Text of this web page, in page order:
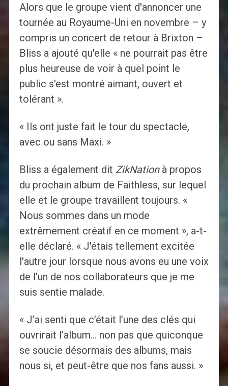
Alors que le groupe vient d'annoncer une
tournée au Royaume-Uni en novembre – y
compris un concert de retour à Brixton –
Bliss a ajouté qu'elle « ne pourrait pas être
plus heureuse de voir à quel point le
public s'est montré aimant, ouvert et
tolérant ».
« Ils ont juste fait le tour du spectacle,
avec ou sans Maxi. »
Bliss a également dit ZikNationà propos
du prochain album de Faithless, sur lequel
elle et le groupe travaillent toujours. «
Nous sommes dans un mode
extrêmement créatif en ce moment », a-t-
elle déclaré. « J'étais tellement excitée
l'autre jour lorsque nous avons eu une voix
de l'un de nos collaborateurs que je me
suis sentie malade.
« J’ai senti que c’était l’une des clés qui
ouvrirait l’album… non pas que quiconque
se soucie désormais des albums, mais
nous si, et peut-être que nos fans aussi. »